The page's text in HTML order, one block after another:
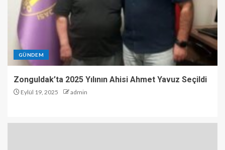
GÜNDEM
Zonguldak’ta 2025 Yılının Ahisi Ahmet Yavuz Seçildi
Eylül 19, 2025 admin